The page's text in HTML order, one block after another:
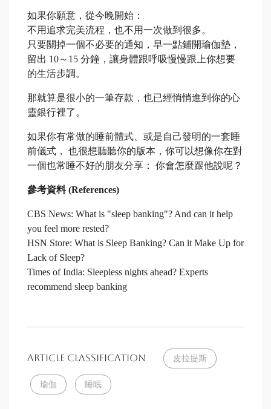
如果你願意，從今晚開始：
不用追求完美流程，也不用一次做到很多。
只要關掉一個不必要的通知，早一點鋪開瑜伽墊，
留出 10～15 分鐘，讓身體跟呼吸慢慢跟上你想要
的生活步調。
那就算是很小的一筆存款，也已經悄悄進到你的心
靈銀行裡了。
如果你有常做的睡前體式、或是自己發明的一套睡
前儀式， 也很想聽聽你的版本，你可以想像你在對
一個也常睡不好的朋友分享： 你會怎麼跟他說呢？
參考資料 (References)
CBS News: What is "sleep banking"? And can it help
you feel more rested?
HSN Store: What is Sleep Banking? Can it Make Up for
Lack of Sleep?
Times of India: Sleepless nights ahead? Experts
recommend sleep banking
Article Classification 皮拉提斯
瑜伽 睡眠